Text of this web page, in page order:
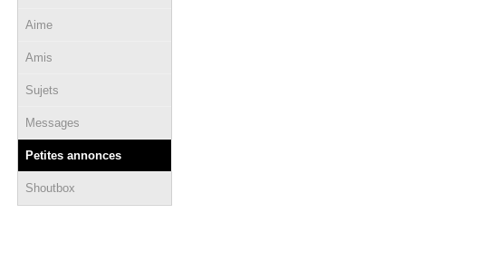
Aime
Amis
Sujets
Messages
Petites annonces
Shoutbox